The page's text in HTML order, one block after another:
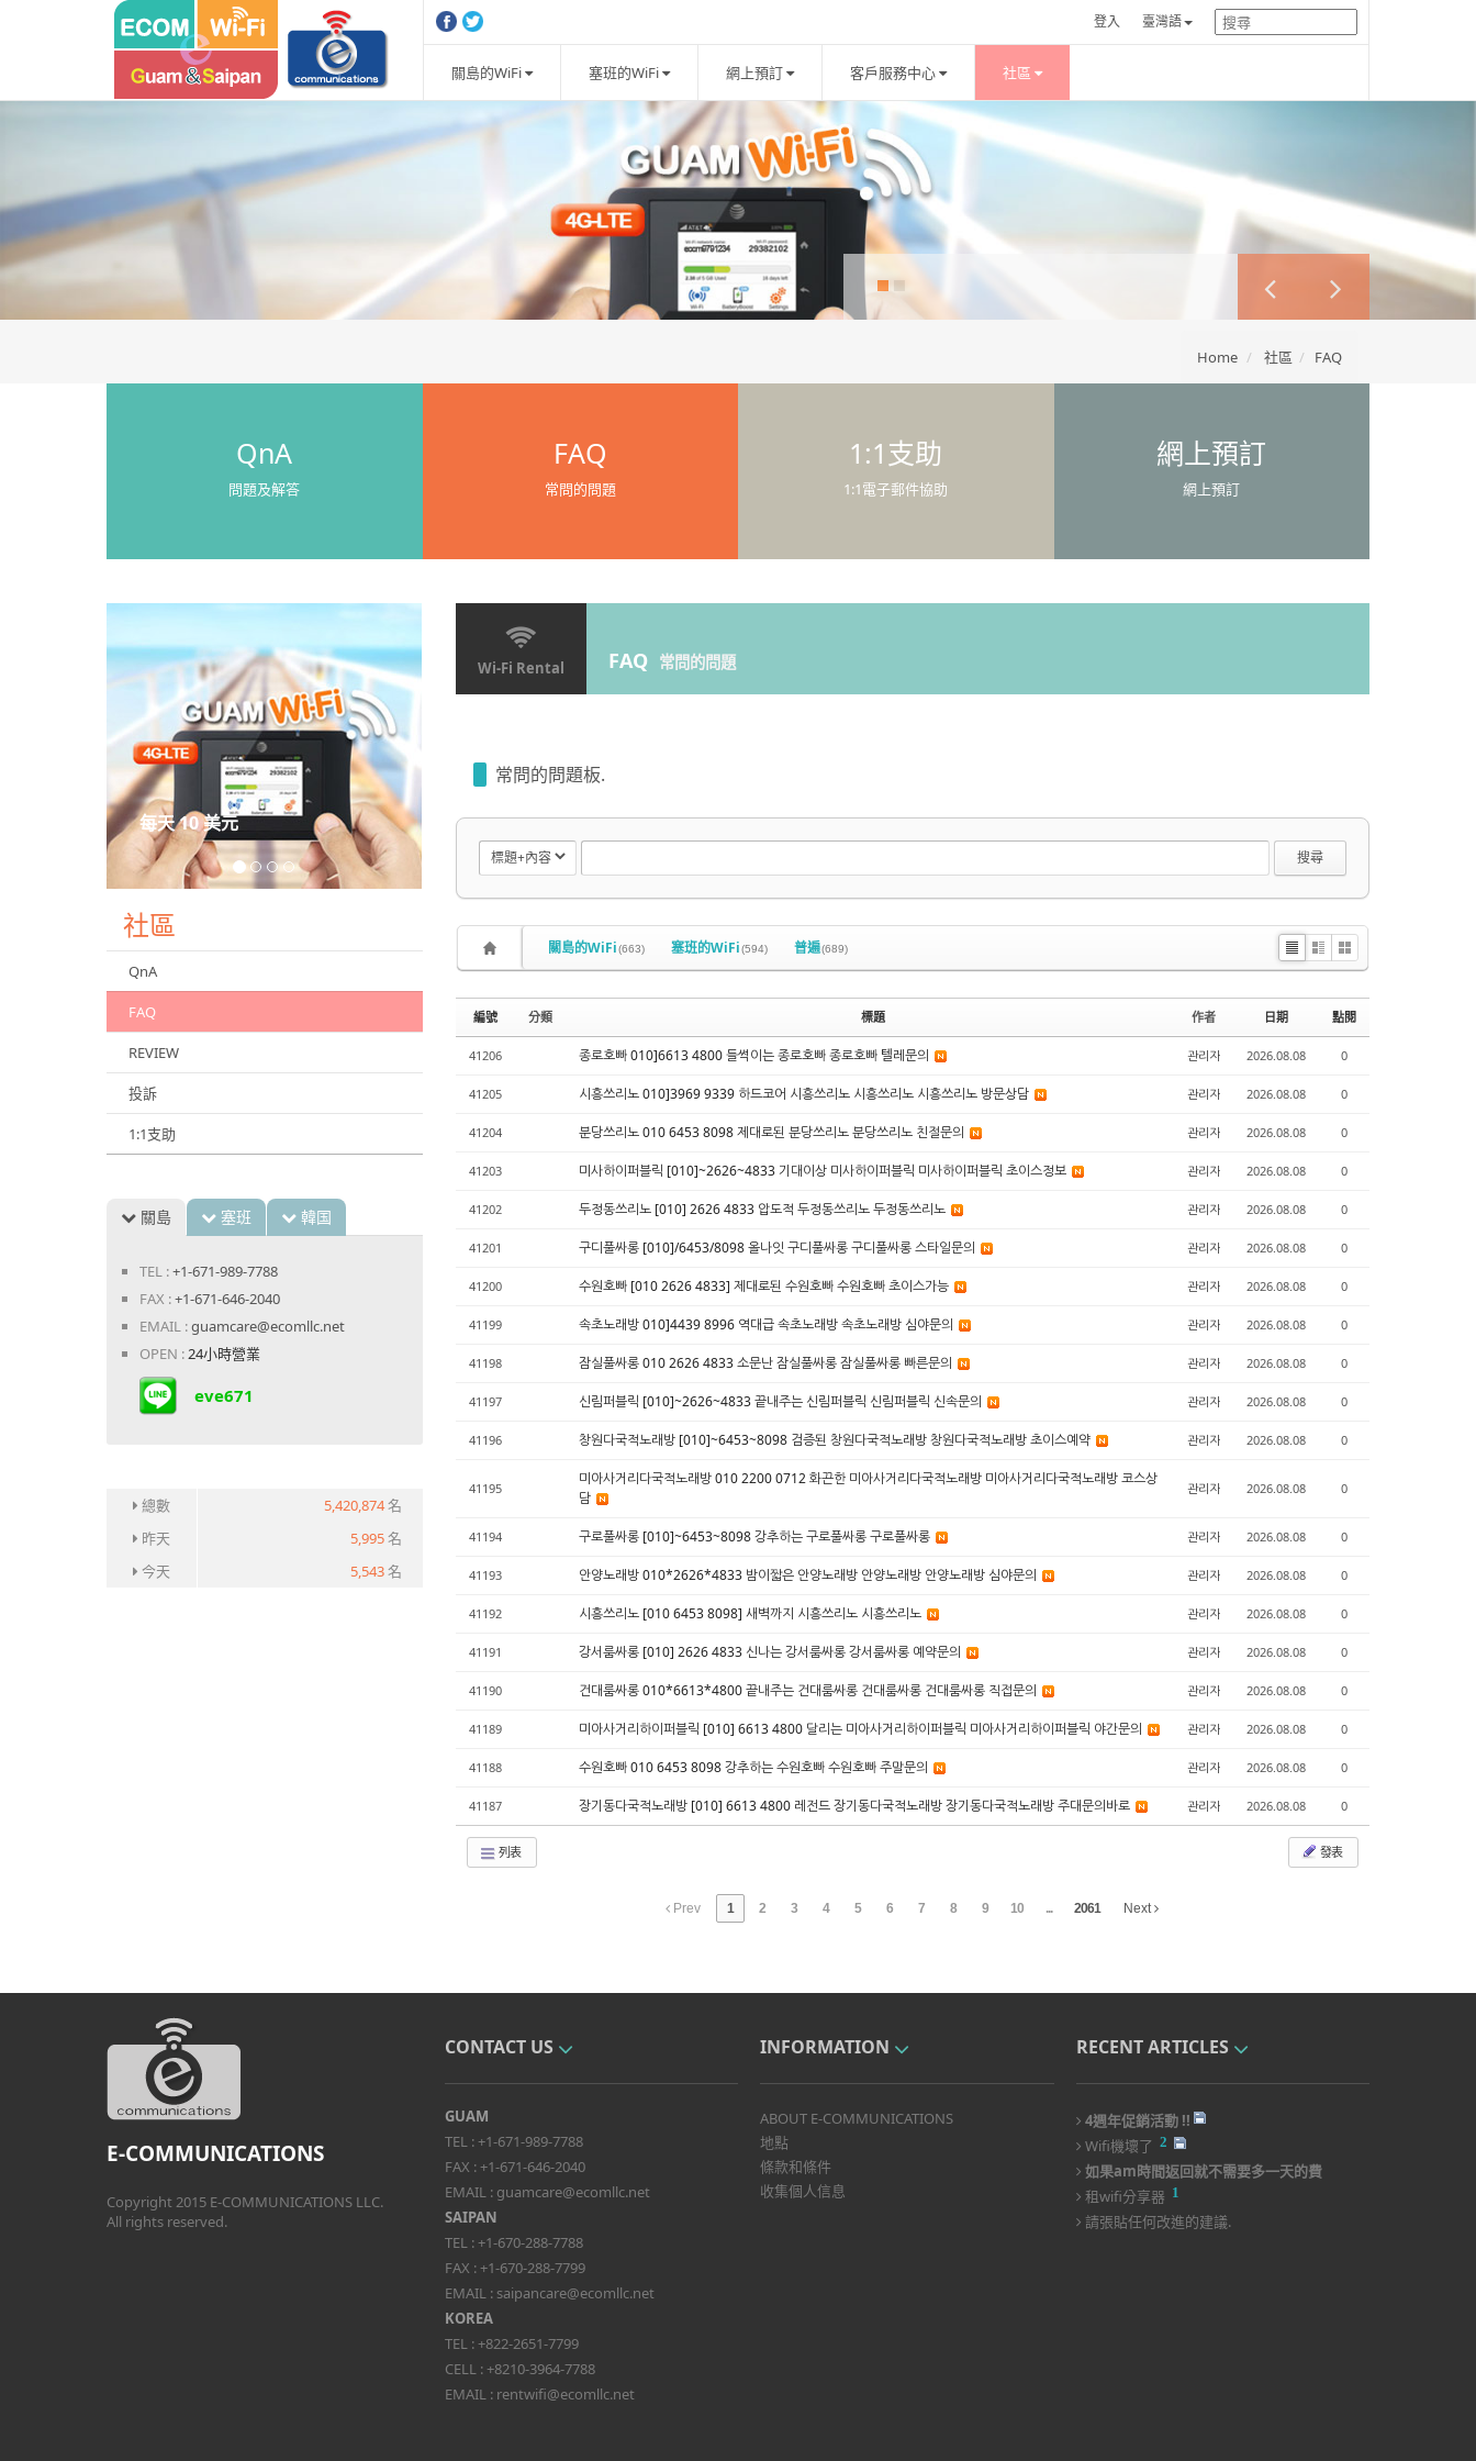
登入 臺灣語
關島的WiFi 塞班的WiFi 網上預訂 客戶服務中心 社區
Home 社區 FAQ
QnA
問題及解答
FAQ
常問的問題
1:1支助
1:1電子郵件協助
網上預訂
網上預訂
每天 10 美元
社區
QnA
FAQ
REVIEW
投訴
1:1支助
關島 塞班 韓国
TEL :+1-671-989-7788
FAX :+1-671-646-2040
EMAIL :guamcare@ecomllc.net
OPEN :24小時營業
eve671
總數 5,420,874名
昨天
5,995名
今天
5,543名
Wi-Fi Rental FAQ 常問的問題
常問的問題板.
搜尋
關島的WiFi(663) 塞班的WiFi(594) 普遍(689)
Li
Zi
e
G
le
r
y
編號 分類 標題 作者 日期 點閱
41206 종로호빠 010]6613 4800 들썩이는 종로호빠 종로호빠 텔레문의 관리자 2026.08.08 0
41205 시흥쓰리노 010]3969 9339 하드코어 시흥쓰리노 시흥쓰리노 시흥쓰리노 방문상담 관리자 2026.08.08 0
41204 분당쓰리노 010 6453 8098 제대로된 분당쓰리노 분당쓰리노 친절문의 관리자 2026.08.08 0
41203 미사하이퍼블릭 [010]~2626~4833 기대이상 미사하이퍼블릭 미사하이퍼블릭 초이스정보 관리자 2026.08.08 0
41202 두정동쓰리노 [010] 2626 4833 압도적 두정동쓰리노 두정동쓰리노 관리자 2026.08.08 0
41201 구디풀싸롱 [010]/6453/8098 올나잇 구디풀싸롱 구디풀싸롱 스타일문의 관리자 2026.08.08 0
41200 수원호빠 [010 2626 4833] 제대로된 수원호빠 수원호빠 초이스가능 관리자 2026.08.08 0
41199 속초노래방 010]4439 8996 역대급 속초노래방 속초노래방 심야문의 관리자 2026.08.08 0
41198 잠실풀싸롱 010 2626 4833 소문난 잠실풀싸롱 잠실풀싸롱 빠른문의 관리자 2026.08.08 0
41197 신림퍼블릭 [010]~2626~4833 끝내주는 신림퍼블릭 신림퍼블릭 신속문의 관리자 2026.08.08 0
41196 창원다국적노래방 [010]~6453~8098 검증된 창원다국적노래방 창원다국적노래방 초이스예약 관리자 2026.08.08 0
41195
미아사거리다국적노래방 010 2200 0712 화끈한 미아사거리다국적노래방 미아사거리다국적노래방 코스상
담
관리자 2026.08.08 0
41194 구로풀싸롱 [010]~6453~8098 강추하는 구로풀싸롱 구로풀싸롱 관리자 2026.08.08 0
41193 안양노래방 010*2626*4833 밤이짧은 안양노래방 안양노래방 안양노래방 심야문의 관리자 2026.08.08 0
41192 시흥쓰리노 [010 6453 8098] 새벽까지 시흥쓰리노 시흥쓰리노 관리자 2026.08.08 0
41191 강서룸싸롱 [010] 2626 4833 신나는 강서룸싸롱 강서룸싸롱 예약문의 관리자 2026.08.08 0
41190 건대룸싸롱 010*6613*4800 끝내주는 건대룸싸롱 건대룸싸롱 건대룸싸롱 직접문의 관리자 2026.08.08 0
41189 미아사거리하이퍼블릭 [010] 6613 4800 달리는 미아사거리하이퍼블릭 미아사거리하이퍼블릭 야간문의 관리자 2026.08.08 0
41188 수원호빠 010 6453 8098 강추하는 수원호빠 수원호빠 주말문의 관리자 2026.08.08 0
41187 장기동다국적노래방 [010] 6613 4800 레전드 장기동다국적노래방 장기동다국적노래방 주대문의바로 관리자 2026.08.08 0
列表 發表
Prev 1 2 3 4 5 6 7 8 9 10 ... 2061 Next
E-COMMUNICATIONS
Copyright 2015 E-COMMUNICATIONS LLC.
All rights reserved.
CONTACT US
GUAM
TEL :+1-671-989-7788
FAX :+1-671-646-2040
EMAIL : guamcare@ecomllc.net
SAIPAN
TEL :+1-670-288-7788
FAX :+1-670-288-7799
EMAIL : saipancare@ecomllc.net
KOREA
TEL :+822-2651-7799
CELL :+8210-3964-7788
EMAIL : rentwifi@ecomllc.net
INFORMATION
ABOUT E-COMMUNICATIONS
地點
條款和條件
收集個人信息
RECENT ARTICLES
4週年促銷活動 !!
Wifi機壞了 2
如果am時間返回就不需要多一天的費
用!!租wifi分享器 1
請張貼任何改進的建議.